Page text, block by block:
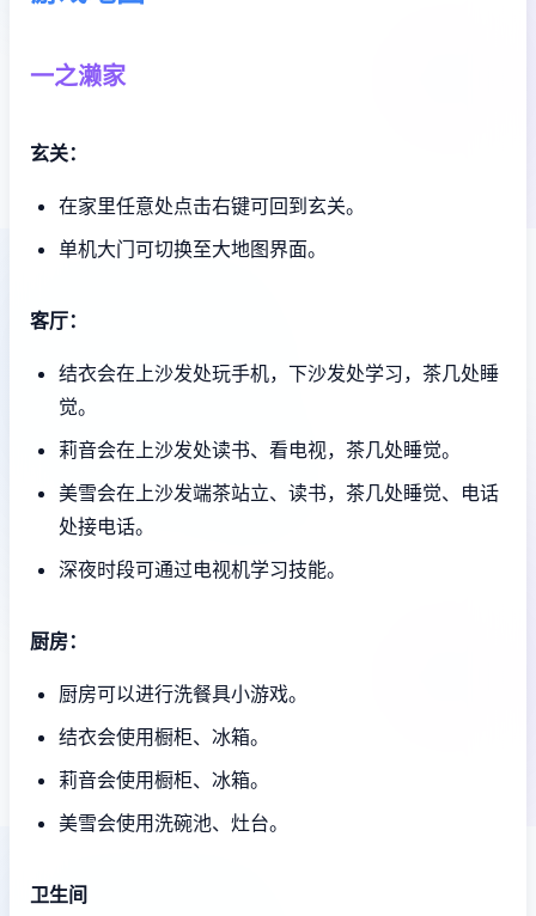
一之濑家
玄关：
在家里任意处点击右键可回到玄关。
单机大门可切换至大地图界面。
客厅：
结衣会在上沙发处玩手机，下沙发处学习，茶几处睡
觉。
莉音会在上沙发处读书、看电视，茶几处睡觉。
美雪会在上沙发端茶站立、读书，茶几处睡觉、电话
处接电话。
深夜时段可通过电视机学习技能。
厨房：
厨房可以进行洗餐具小游戏。
结衣会使用橱柜、冰箱。
莉音会使用橱柜、冰箱。
美雪会使用洗碗池、灶台。
卫生间